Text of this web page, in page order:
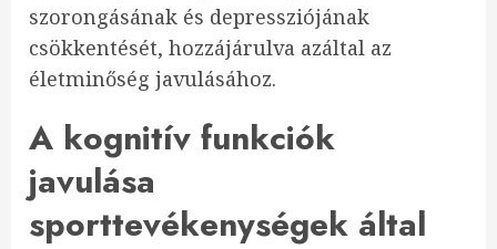
szorongásának és depressziójának
csökkentését, hozzájárulva azáltal az
életminőség javulásához.
A kognitív funkciók
javulása
sporttevékenységek által